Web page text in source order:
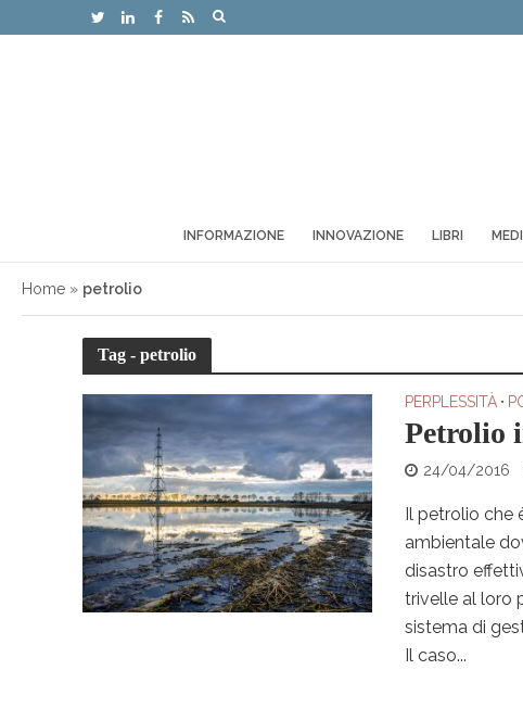
INFORMAZIONE INNOVAZIONE LIBRI
Home » petrolio
Tag - petrolio
PERPLESSITÀ •
Petrolio
24/04/2016
Il petrolio che
ambientale
disastro
trivelle al loro
sistema di
Il caso...